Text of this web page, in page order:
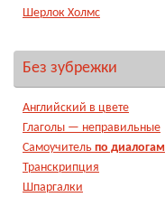
Шерлок Холмс
Без зубрежки
Английский в цвете
Глаголы — неправильные
Самоучитель по диалогам
Транскрипция
Шпаргалки